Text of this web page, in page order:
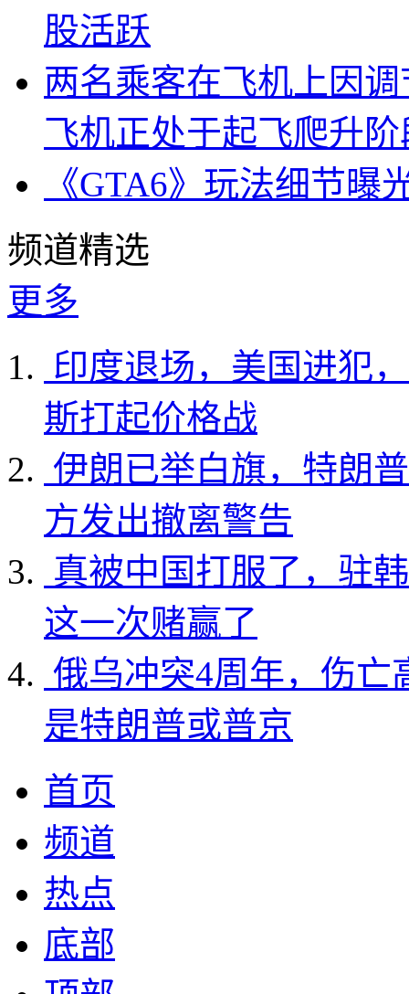
股活跃
两名乘客在飞机上因
飞机正处于起飞爬升阶
《GTA6》玩法细节
频道精选
更多
印度退场，美国进犯
斯打起价格战
伊朗已举白旗，特朗
方发出撤离警告
真被中国打服了，驻
这一次赌赢了
俄乌冲突4周年，伤亡
是特朗普或普京
首页
频道
热点
底部